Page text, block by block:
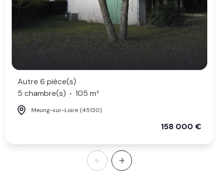
Autre 6 pièce(s)
5 chambre(s)
105 m²
Meung-sur-Loire (45130)
158 000 €